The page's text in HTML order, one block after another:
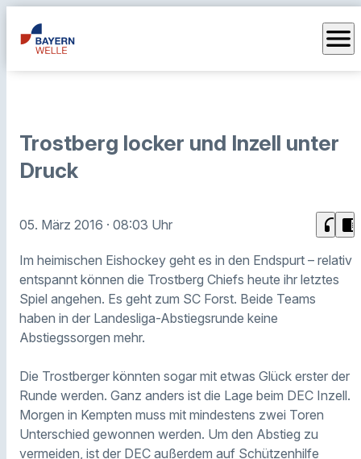
menu
Trostberg locker und Inzell unter
Druck
05. März 2016 · 08:03 Uhr headphones chrome_reader_mode
Im heimischen Eishockey geht es in den Endspurt – relativ
entspannt können die Trostberg Chiefs heute ihr letztes
Spiel angehen. Es geht zum SC Forst. Beide Teams
haben in der Landesliga-Abstiegsrunde keine
Abstiegssorgen mehr.
Die Trostberger könnten sogar mit etwas Glück erster der
Runde werden. Ganz anders ist die Lage beim DEC Inzell.
Morgen in Kempten muss mit mindestens zwei Toren
Unterschied gewonnen werden. Um den Abstieg zu
vermeiden, ist der DEC außerdem auf Schützenhilfe